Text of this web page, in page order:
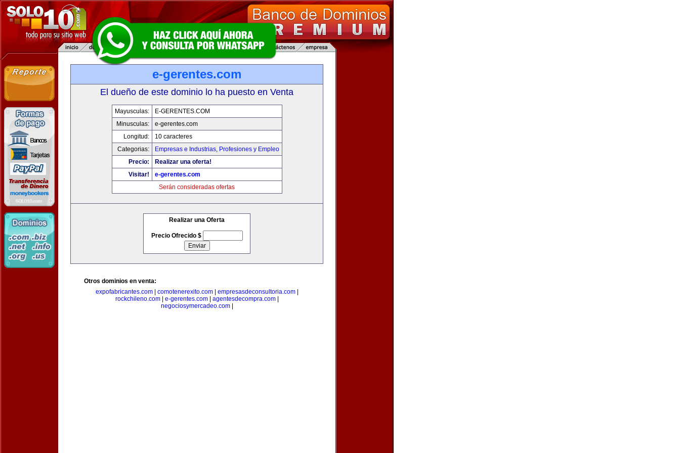
e-gerentes.com
El dueño de este dominio lo ha puesto en Venta
Mayusculas:
E-GERENTES.COM
Minusculas:
e-gerentes.com
Longitud:
10 caracteres
Categorias:
Empresas e Industrias, Profesiones y Empleo
Precio:
Realizar una oferta!
Visitar!
e-gerentes.com
Serán consideradas ofertas
Realizar una Oferta
Precio Ofrecido $
Otros dominios en venta:
expofabricantes.com| comotenerexito.com| empresasdeconsultoria.com|
rockchileno.com| e-gerentes.com| agentesdecompra.com|
negociosymercadeo.com|